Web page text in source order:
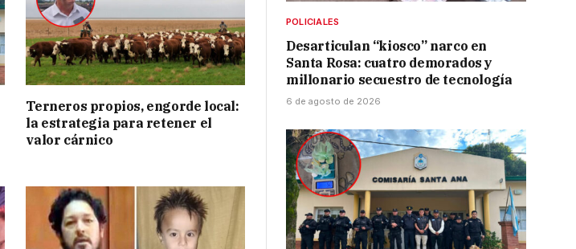
Terneros propios, engorde local:
la estrategia para retener el
valor cárnico
POLICIALES
Desarticulan “kiosco” narco en
Santa Rosa: cuatro demorados y
millonario secuestro de tecnología
6 de agosto de 2026